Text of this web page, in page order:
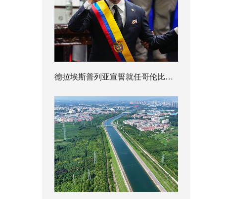
德拉埃斯普列亚宣誓就任哥伦比亚总统